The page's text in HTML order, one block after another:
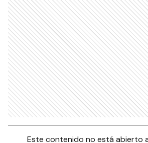
Este contenido no está abierto